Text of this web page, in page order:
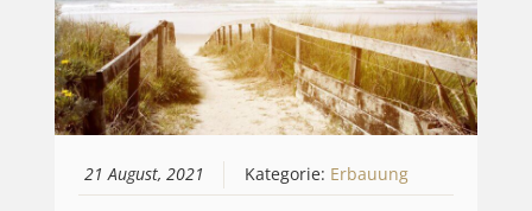
21 August, 2021 Kategorie: Erbauung